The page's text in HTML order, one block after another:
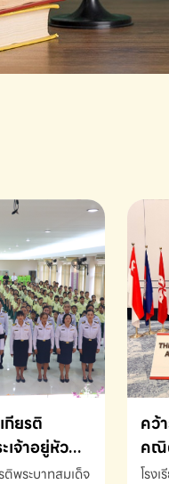
กียรติ
เจ้าอยู่หัว
ฉลิม
ติพระบาทสมเด็จ
คว้
คณิ
นา
โรง